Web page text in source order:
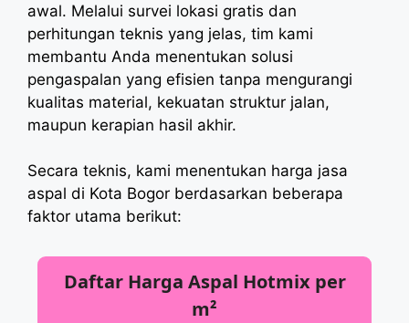
awal. Melalui survei lokasi gratis dan
perhitungan teknis yang jelas, tim kami
membantu Anda menentukan solusi
pengaspalan yang efisien tanpa mengurangi
kualitas material, kekuatan struktur jalan,
maupun kerapian hasil akhir.
Secara teknis, kami menentukan harga jasa
aspal di Kota Bogor berdasarkan beberapa
faktor utama berikut:
Daftar Harga Aspal Hotmix per
m²